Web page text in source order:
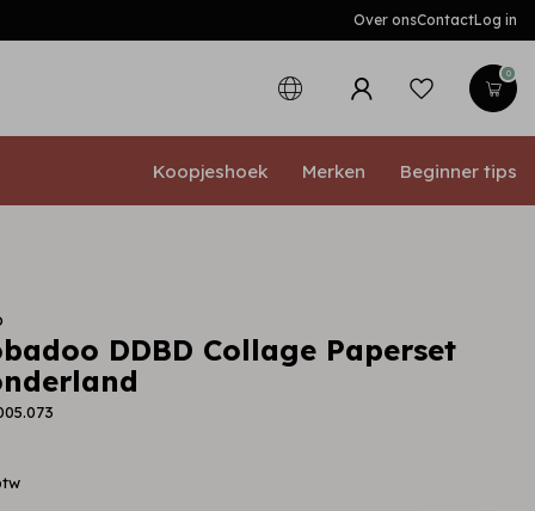
Over onsContactLog in
0
Koopjeshoek Merken Beginner tips
DDBD Collage Paperset